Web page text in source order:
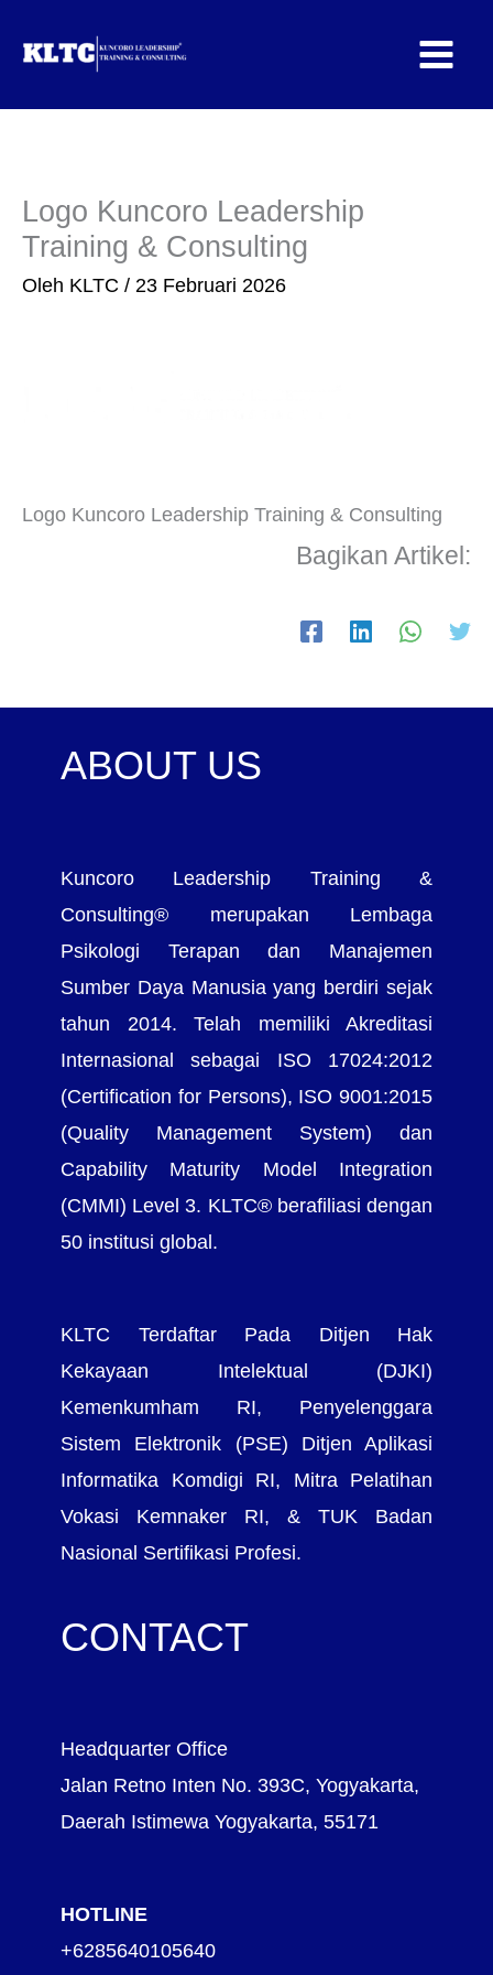
Logo Kuncoro Leadership
Training & Consulting
Oleh KLTC / 23 Februari 2026
Logo Kuncoro Leadership Training & Consulting
Bagikan Artikel:
ABOUT US
Kuncoro Leadership Training &
Consulting® merupakan Lembaga
Psikologi Terapan dan Manajemen
Sumber Daya Manusia yang berdiri sejak
tahun 2014. Telah memiliki Akreditasi
Internasional sebagai ISO 17024:2012
(Certification for Persons), ISO 9001:2015
(Quality Management System) dan
Capability Maturity Model Integration
(CMMI) Level 3. KLTC® berafiliasi dengan
50 institusi global.
KLTC Terdaftar Pada Ditjen Hak
Kekayaan Intelektual (DJKI)
Kemenkumham RI, Penyelenggara
Sistem Elektronik (PSE) Ditjen Aplikasi
Informatika Komdigi RI, Mitra Pelatihan
Vokasi Kemnaker RI, & TUK Badan
Nasional Sertifikasi Profesi.
CONTACT
Headquarter Office
Jalan Retno Inten No. 393C, Yogyakarta,
Daerah Istimewa Yogyakarta, 55171
HOTLINE
+6285640105640